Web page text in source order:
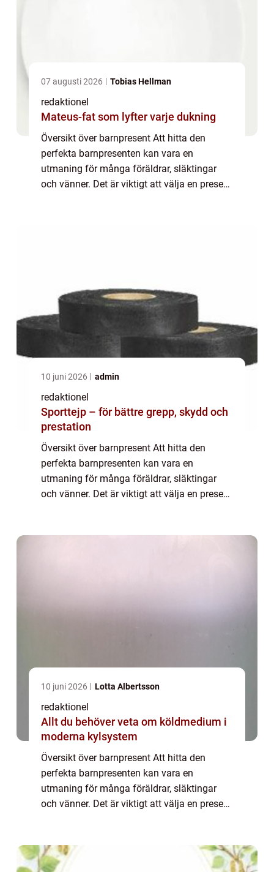
07 augusti 2026 Tobias Hellman
redaktionel
Mateus-fat som lyfter varje dukning
Översikt över barnpresent Att hitta den
perfekta barnpresenten kan vara en
utmaning för många föräldrar, släktingar
och vänner. Det är viktigt att välja en present
10 juni 2026 admin
redaktionel
Sporttejp – för bättre grepp, skydd och
prestation
Översikt över barnpresent Att hitta den
perfekta barnpresenten kan vara en
utmaning för många föräldrar, släktingar
och vänner. Det är viktigt att välja en present
10 juni 2026 Lotta Albertsson
redaktionel
Allt du behöver veta om köldmedium i
moderna kylsystem
Översikt över barnpresent Att hitta den
perfekta barnpresenten kan vara en
utmaning för många föräldrar, släktingar
och vänner. Det är viktigt att välja en present
utf...